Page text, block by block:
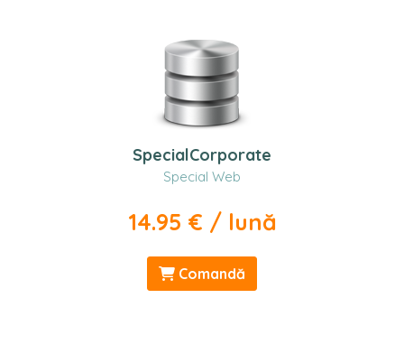
SpecialCorporate
Special Web
14.95 € / lună
Comandă